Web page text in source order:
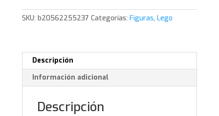
cantidad
SKU: b20562255237 Categorías: Figuras, Lego
Descripción
Información adicional
Descripción